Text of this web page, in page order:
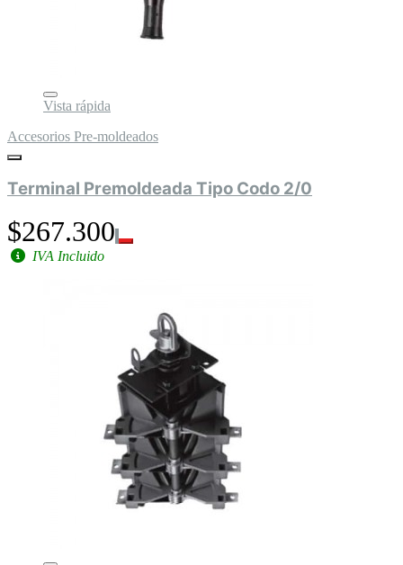
Vista rápida
Accesorios Pre-moldeados
Terminal Premoldeada Tipo Codo 2/0
$267.300
IVA Incluido